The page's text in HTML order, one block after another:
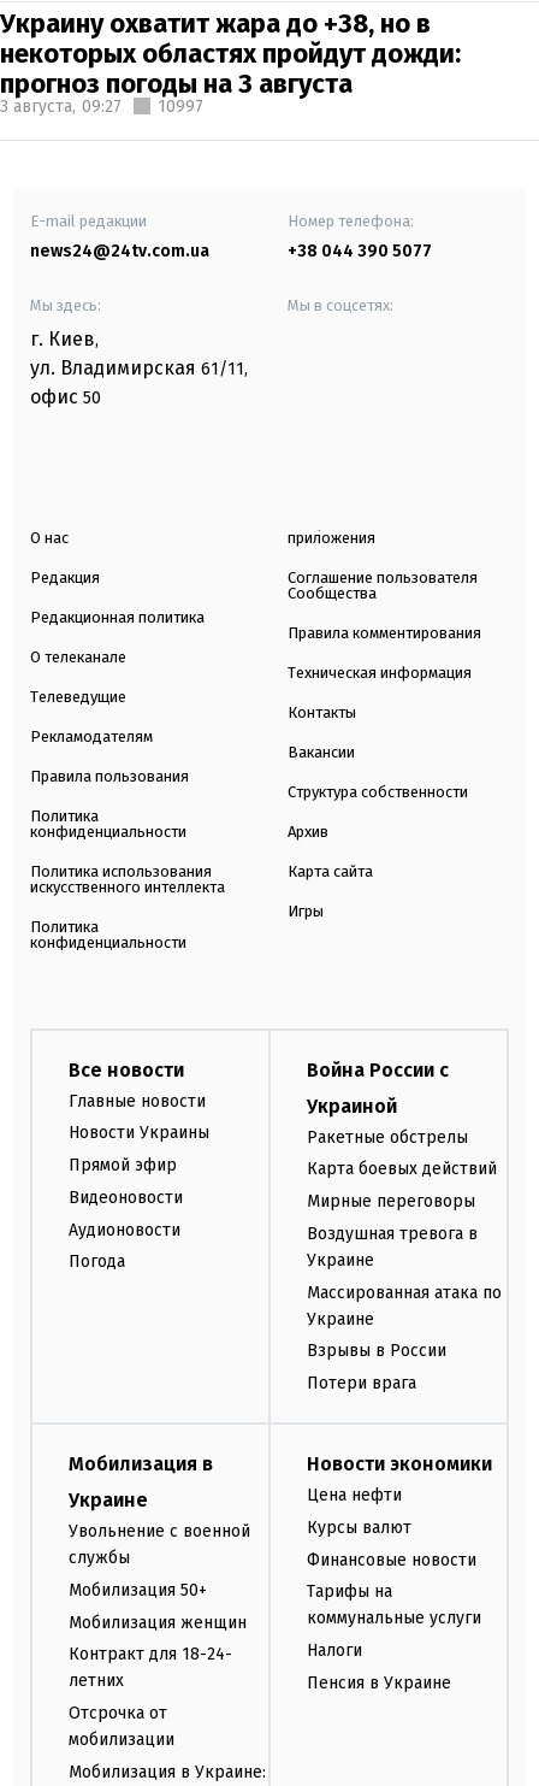
Украину охватит жара до +38, но в
некоторых областях пройдут дожди:
прогноз погоды на 3 августа
3 августа, 09:27 10997
E-mail редакции
news24@24tv.com.ua
Номер телефона:
+38 044 390 5077
Мы здесь:
г. Киев,
ул. Владимирская 61/11,
офис 50
Мы в соцсетях:
О нас
Редакция
Редакционная политика
О телеканале
Телеведущие
Рекламодателям
Правила пользования
Политика
конфиденциальности
Политика использования
искусственного интеллекта
Политика
конфиденциальности
приложения
Соглашение пользователя
Сообщества
Правила комментирования
Техническая информация
Контакты
Вакансии
Структура собственности
Архив
Карта сайта
Игры
Все новости
Главные новости
Новости Украины
Прямой эфир
Видеоновости
Аудионовости
Погода
Война России с
Украиной
Ракетные обстрелы
Карта боевых действий
Мирные переговоры
Воздушная тревога в
Украине
Массированная атака по
Украине
Взрывы в России
Потери врага
Мобилизация в
Украине
Увольнение с военной
службы
Мобилизация 50+
Мобилизация женщин
Контракт для 18-24-
летних
Отсрочка от
мобилизации
Мобилизация в Украине:
Новости экономики
Цена нефти
Курсы валют
Финансовые новости
Тарифы на
коммунальные услуги
Налоги
Пенсия в Украине